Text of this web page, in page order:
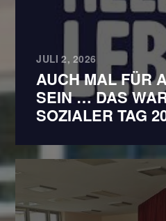
JULI 2, 2026
AUCH MAL FÜR
SEIN … DAS
SOZIALER TAG